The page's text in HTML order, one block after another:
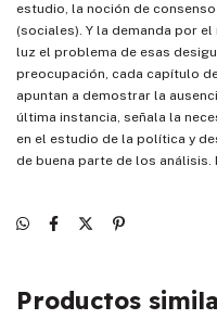
estudio, la noción de
(sociales). Y la demanda por
luz el problema de esas
preocupación, cada capítulo
apuntan a demostrar la
última instancia, señala la
en el estudio de la política y
de buena parte de los
Productos